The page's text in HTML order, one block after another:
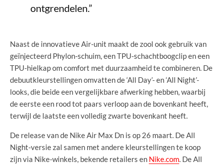
ontgrendelen.”
Naast de innovatieve Air-unit maakt de zool ook gebruik van
geïnjecteerd Phylon-schuim, een TPU-schachtboogclip en een
TPU-hielkap om comfort met duurzaamheid te combineren. De
debuutkleurstellingen omvatten de ‘All Day’- en ‘All Night’-
looks, die beide een vergelijkbare afwerking hebben, waarbij
de eerste een rood tot paars verloop aan de bovenkant heeft,
terwijl de laatste een volledig zwarte bovenkant heeft.
De release van de Nike Air Max Dn is op 26 maart. De All
Night-versie zal samen met andere kleurstellingen te koop
zijn via Nike-winkels, bekende retailers en Nike.com. De All